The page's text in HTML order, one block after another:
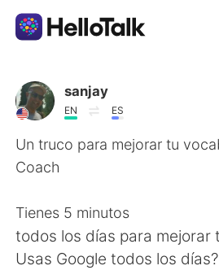
แอปแลกเปลี่ยนทางภาษา
AI Grammar Checker
ไทย
English 简体中文
sanjay
EN ES
Un truco para mejorar tu
Coach
Tienes 5 minutos
todos los días para mejorar
Usas Google todos los